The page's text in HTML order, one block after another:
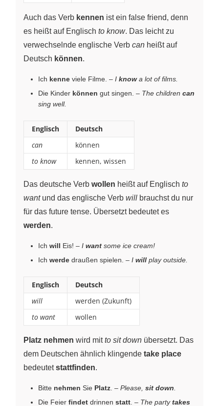
Auch das Verb kennen ist ein false friend, denn
es heißt auf Englisch to know. Das leicht zu
verwechselnde englische Verb can heißt auf
Deutsch können.
Ich kenne viele Filme. – I knowa lot of films.
Die Kinder können gut singen. – The children can
sing well.
Englisch
Deutsch
can
können
to know
kennen, wissen
Das deutsche Verb wollen heißt auf Englisch to
wantund das englische Verb will brauchst du nur
für das future tense. Übersetzt bedeutet es
werden.
Ich will Eis! – I want some ice cream!
Ich werde draußen spielen. – I will play outside.
Englisch
Deutsch
will
werden (Zukunft)
to want
wollen
Platz nehmen wird mitto sit down übersetzt. Das
dem Deutschen ähnlich klingende take place
bedeutetstattfinden.
Bitte nehmen Sie Platz . – Please, sit down
Die Feier findet drinnen statt . – The partytakes